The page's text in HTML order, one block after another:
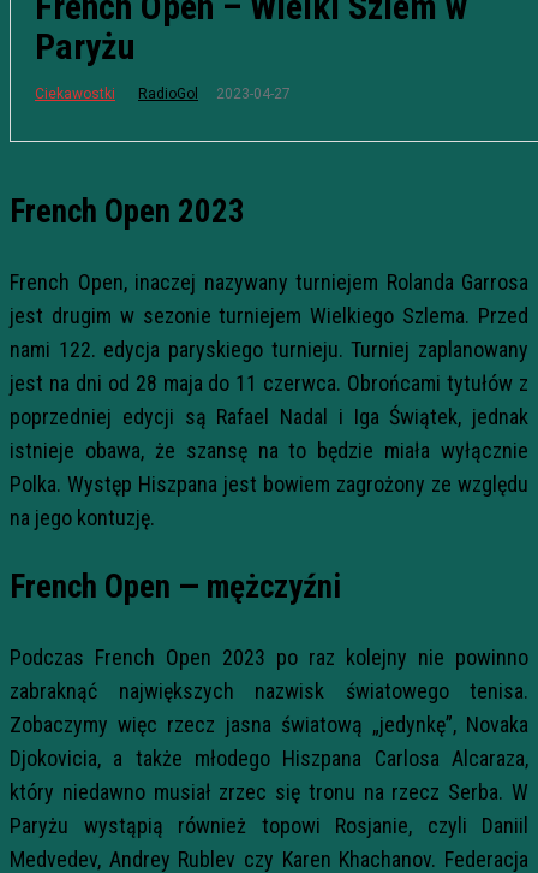
Paryżu
Ciekawostki RadioGol 2023-04-27
French Open 2023
French Open, inaczej nazywany turniejem Rolanda Garrosa
jest drugim w sezonie turniejem Wielkiego Szlema. Przed
nami 122. edycja paryskiego turnieju. Turniej zaplanowany
jest na dni od 28 maja do 11 czerwca. Obrońcami tytułów z
poprzedniej edycji są Rafael Nadal i Iga Świątek, jednak
istnieje obawa, że szansę na to będzie miała wyłącznie
Polka. Występ Hiszpana jest bowiem zagrożony ze względu
na jego kontuzję.
French Open — mężczyźni
Podczas French Open 2023 po raz kolejny nie powinno
zabraknąć największych nazwisk światowego tenisa.
Zobaczymy więc rzecz jasna światową „jedynkę”, Novaka
Djokovicia, a także młodego Hiszpana Carlosa Alcaraza,
który niedawno musiał zrzec się tronu na rzecz Serba. W
Paryżu wystąpią również topowi Rosjanie, czyli Daniil
Medvedev, Andrey Rublev czy Karen Khachanov. Federacja